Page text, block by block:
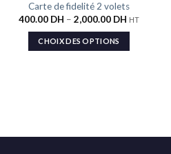
Carte de fidelité 2 volets
400.00 DH – 2,000.00 DH HT
CHOIX DES OPTIONS